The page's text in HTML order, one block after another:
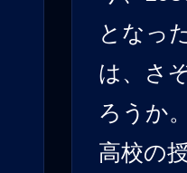
となっ
は、さ
ろうか
高校の